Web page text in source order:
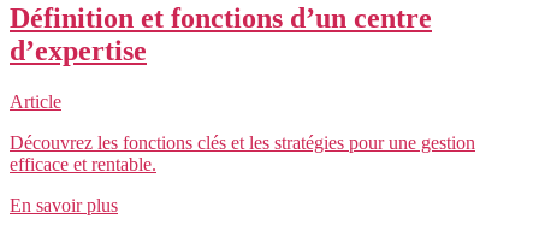
Définition et fonctions d’un centre
d’expertise
Article
Découvrez les fonctions clés et les stratégies pour une gestion
efficace et rentable.
En savoir plus